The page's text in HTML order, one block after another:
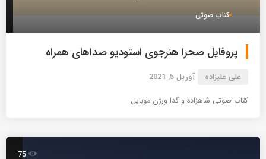
کتاب صوتی
پروفایل صحرا هنرجوی استودیو صداهای همراه
علی علیزاده آوریل 5, 2021
کتاب صوتی شاهزاده و گدا ورژن موبایل